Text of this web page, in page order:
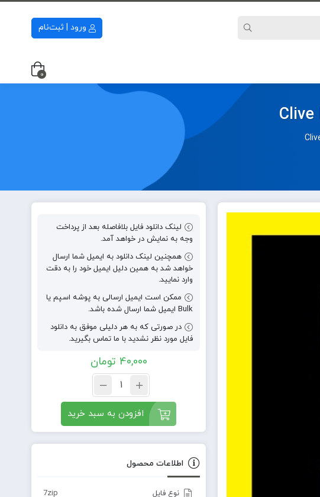
ورود | ثبت‌نام
0
لینک دانلود فایل بلافاصله بعد از پرداخت
وجه به نمایش در خواهد آمد.
همچنین لینک دانلود به ایمیل شما ارسال
خواهد شد به همین دلیل ایمیل خود را به دقت
وارد نمایید.
ممکن است ایمیل ارسالی به پوشه اسپم یا
Bulk ایمیل شما ارسال شده باشد.
در صورتی که به هر دلیلی موفق به دانلود
فایل مورد نظر نشدید با ما تماس بگیرید.
40,000 تومان
افزودن به سبد خرید
اطلاعات محصول
نوع فایل 7zip